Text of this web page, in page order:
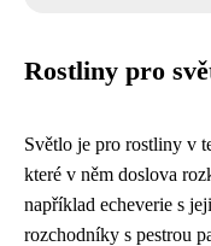
Rostliny pro
Světlo je pro rostliny v
které v něm doslova
například echeverie s
rozchodníky s pestrou